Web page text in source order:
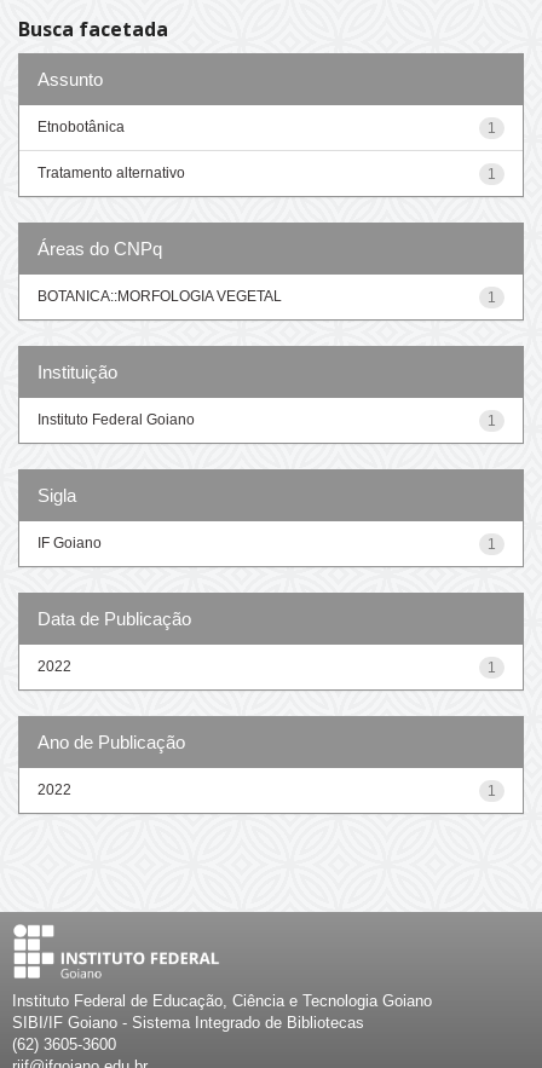
Busca facetada
Assunto
1
Etnobotânica
1
Tratamento alternativo
Áreas do CNPq
1
BOTANICA::MORFOLOGIA VEGETAL
Instituição
1
Instituto Federal Goiano
Sigla
1
IF Goiano
Data de Publicação
1
2022
Ano de Publicação
1
2022
Instituto Federal de Educação, Ciência e Tecnologia Goiano
SIBI/IF Goiano - Sistema Integrado de Bibliotecas
(62) 3605-3600